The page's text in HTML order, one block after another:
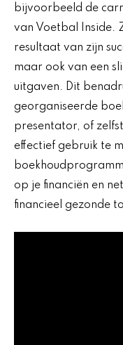
bijvoorbeeld de
van Voetbal Inside.
resultaat van zijn
maar ook van een
uitgaven. Dit
georganiseerde
presentator, of
effectief gebruik te
op je financiën en
financieel gezonde